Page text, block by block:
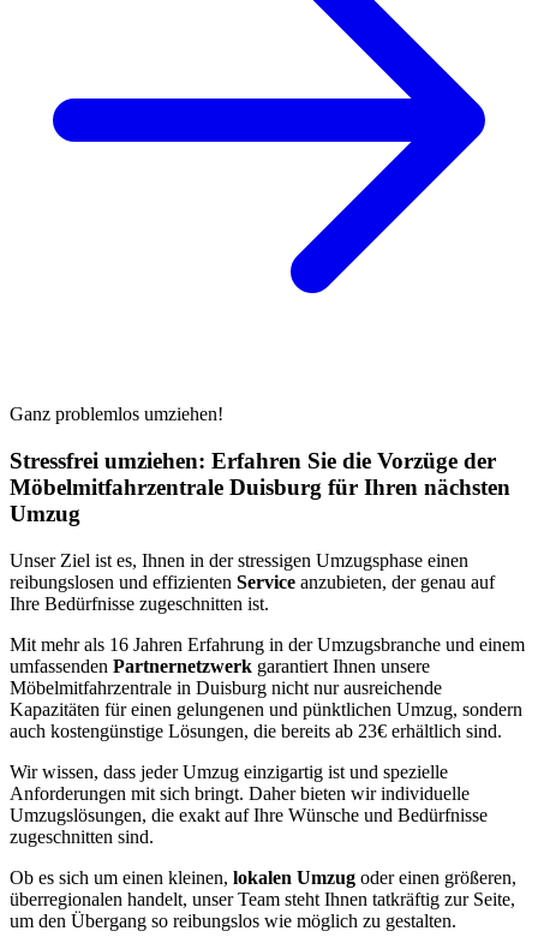
Ganz problemlos umziehen!
Stressfrei umziehen: Erfahren Sie die Vorzüge der
Möbelmitfahrzentrale Duisburg für Ihren nächsten
Umzug
Unser Ziel ist es, Ihnen in der stressigen Umzugsphase einen
reibungslosen und effizienten Service anzubieten, der genau auf
Ihre Bedürfnisse zugeschnitten ist.
Mit mehr als 16 Jahren Erfahrung in der Umzugsbranche und einem
umfassenden Partnernetzwerk garantiert Ihnen unsere
Möbelmitfahrzentrale in Duisburg nicht nur ausreichende
Kapazitäten für einen gelungenen und pünktlichen Umzug, sondern
auch kostengünstige Lösungen, die bereits ab 23€ erhältlich sind.
Wir wissen, dass jeder Umzug einzigartig ist und spezielle
Anforderungen mit sich bringt. Daher bieten wir individuelle
Umzugslösungen, die exakt auf Ihre Wünsche und Bedürfnisse
zugeschnitten sind.
Ob es sich um einen kleinen, lokalen Umzug oder einen größeren,
überregionalen handelt, unser Team steht Ihnen tatkräftig zur Seite,
um den Übergang so reibungslos wie möglich zu gestalten.